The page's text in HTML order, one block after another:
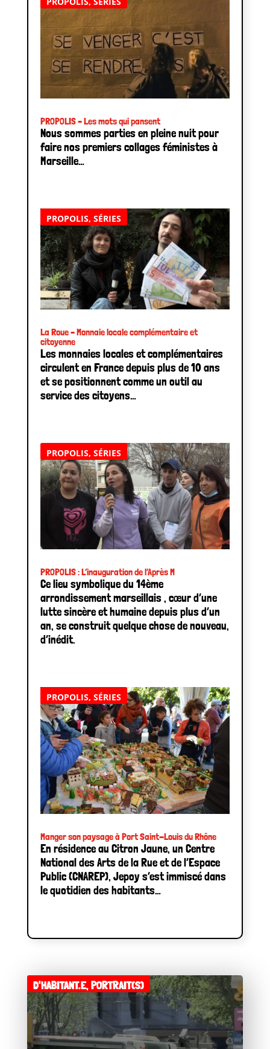
PROPOLIS – Les mots qui pansent
Nous sommes parties en pleine nuit pour
faire nos premiers collages féministes à
Marseille…
La Roue – Monnaie locale complémentaire et
citoyenne
PROPOLIS, SÉRIES
Les monnaies locales et complémentaires
circulent en France depuis plus de 10 ans
et se positionnent comme un outil au
service des citoyens…
PROPOLIS : L’inauguration de l’Après M
PROPOLIS, SÉRIES
Ce lieu symbolique du 14ème
arrondissement marseillais , cœur d’une
lutte sincère et humaine depuis plus d’un
an, se construit quelque chose de nouveau,
d’inédit.
Manger son paysage à Port Saint-Louis du Rhône
PROPOLIS, SÉRIES
En résidence au Citron Jaune, un Centre
National des Arts de la Rue et de l’Espace
Public (CNAREP), Jepoy s’est immiscé dans
le quotidien des habitants…
D'HABITANT.E,PORTRAIT(S)